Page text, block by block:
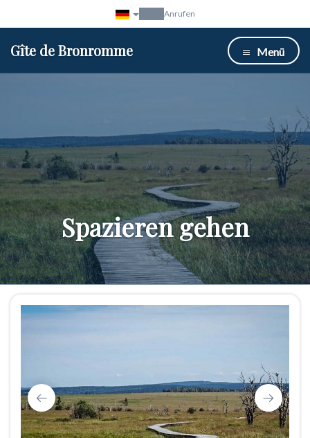
Anrufen
Gîte de Bronromme Menü
Spazieren gehen